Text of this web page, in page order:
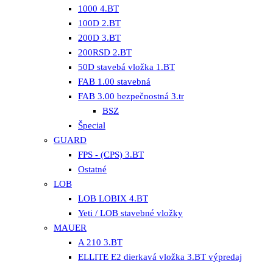
1000 4.BT
100D 2.BT
200D 3.BT
200RSD 2.BT
50D stavebá vložka 1.BT
FAB 1.00 stavebná
FAB 3.00 bezpečnostná 3.tr
BSZ
Špecial
GUARD
FPS - (CPS) 3.BT
Ostatné
LOB
LOB LOBIX 4.BT
Yeti / LOB stavebné vložky
MAUER
A 210 3.BT
ELLITE E2 dierkavá vložka 3.BT výpredaj